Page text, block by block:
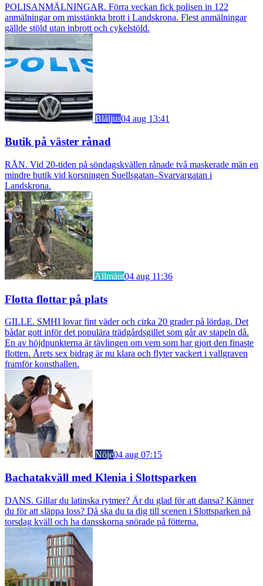
POLISANMÄLNINGAR. Förra veckan fick polisen in 122
anmälningar om misstänkta brott i Landskrona. Flest anmälningar
gällde stöld utan inbrott och cykelstöld.
Blåljus04 aug 13:41
Butik på väster rånad
RÅN. Vid 20-tiden på söndagskvällen rånade två maskerade män en
mindre butik vid korsningen Suellsgatan–Svarvargatan i
Landskrona.
Allmänt04 aug 11:36
Flotta flottar på plats
GILLE. SMHI lovar fint väder och cirka 20 grader på lördag. Det
bådar gott inför det populära trädgårdsgillet som går av stapeln då.
En av höjdpunkterna är tävlingen om vem som har gjort den finaste
flotten. Årets sex bidrag är nu klara och flyter vackert i vallgraven
framför konsthallen.
Nöje04 aug 07:15
Bachatakväll med Klenia i Slottsparken
DANS. Gillar du latinska rytmer? Är du glad för att dansa? Känner
du för att släppa loss? Då ska du ta dig till scenen i Slottsparken på
torsdag kväll och ha dansskorna snörade på fötterna.